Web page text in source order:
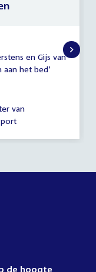
en Gijs van
het bed’
van
de hoogte